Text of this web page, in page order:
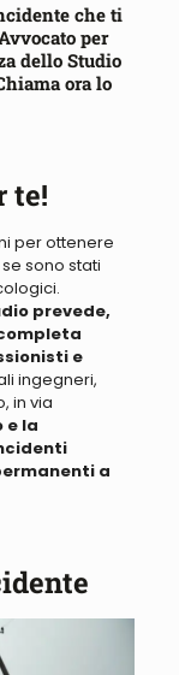
che ti
per
dello Studio
ora lo
te!
per ottenere
sono stati
.
prevede,
e
ingegneri,
in via
e la
a